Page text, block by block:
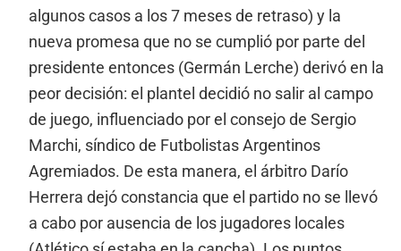
algunos casos a los 7 meses de retraso) y la
nueva promesa que no se cumplió por parte del
presidente entonces (Germán Lerche) derivó en la
peor decisión: el plantel decidió no salir al campo
de juego, influenciado por el consejo de Sergio
Marchi, síndico de Futbolistas Argentinos
Agremiados. De esta manera, el árbitro Darío
Herrera dejó constancia que el partido no se llevó
a cabo por ausencia de los jugadores locales